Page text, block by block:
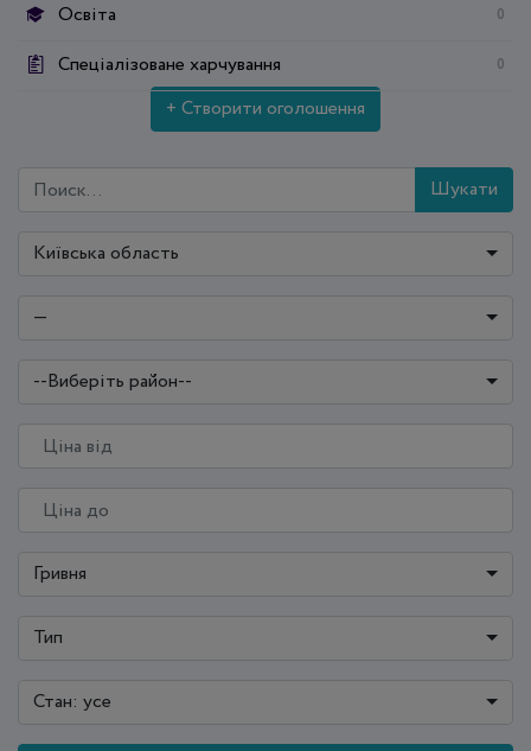
Освіта 0
Спеціалізоване харчування 0
+ Створити оголошення
Шукати
Київська область
—
--Виберіть район--
Гривня
Тип
Стан: усе